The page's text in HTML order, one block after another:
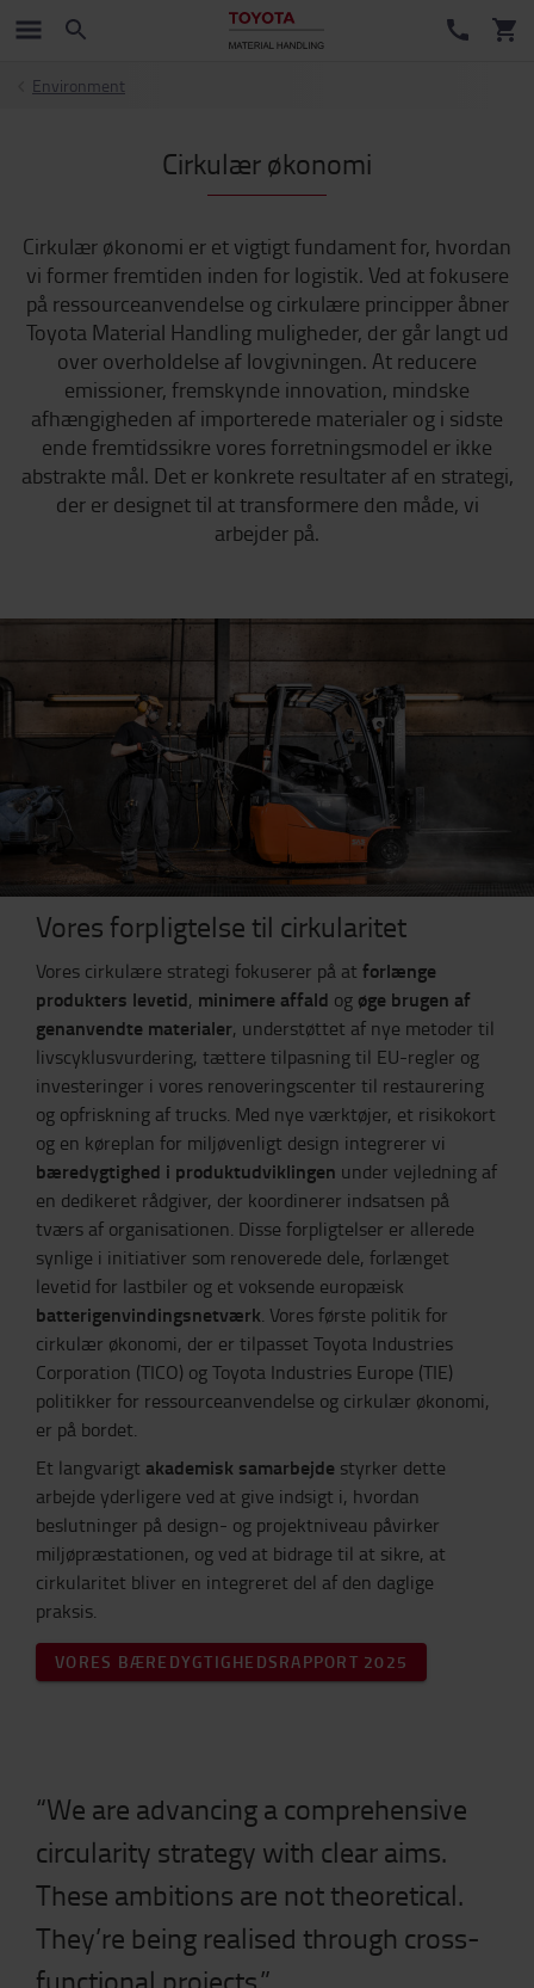
Environment
Cirkulær økonomi
Cirkulær økonomi er et vigtigt fundament for, hvordan
vi former fremtiden inden for logistik. Ved at fokusere
på ressourceanvendelse og cirkulære principper åbner
Toyota Material Handling muligheder, der går langt ud
over overholdelse af lovgivningen. At reducere
emissioner, fremskynde innovation, mindske
afhængigheden af importerede materialer og i sidste
ende fremtidssikre vores forretningsmodel er ikke
abstrakte mål. Det er konkrete resultater af en strategi,
der er designet til at transformere den måde, vi
arbejder på.
Vores forpligtelse til cirkularitet
Vores cirkulære strategi fokuserer på at forlænge
produkters levetid, minimere affald og øge brugen af
genanvendte materialer, understøttet af nye metoder til
livscyklusvurdering, tættere tilpasning til EU-regler og
investeringer i vores renoveringscenter til restaurering
og opfriskning af trucks. Med nye værktøjer, et risikokort
og en køreplan for miljøvenligt design integrerer vi
bæredygtighed i produktudviklingen under vejledning af
en dedikeret rådgiver, der koordinerer indsatsen på
tværs af organisationen. Disse forpligtelser er allerede
synlige i initiativer som renoverede dele, forlænget
levetid for lastbiler og et voksende europæisk
batterigenvindingsnetværk. Vores første politik for
cirkulær økonomi, der er tilpasset Toyota Industries
Corporation (TICO) og Toyota Industries Europe (TIE)
politikker for ressourceanvendelse og cirkulær økonomi,
er på bordet.
Et langvarigt akademisk samarbejde styrker dette
arbejde yderligere ved at give indsigt i, hvordan
beslutninger på design- og projektniveau påvirker
miljøpræstationen, og ved at bidrage til at sikre, at
cirkularitet bliver en integreret del af den daglige
praksis.
VORES BÆREDYGTIGHEDSRAPPORT 2025
“We are advancing a comprehensive
circularity strategy with clear aims.
These ambitions are not theoretical.
They’re being realised through cross-